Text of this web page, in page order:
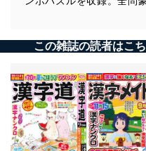
この雑誌の読者はこ